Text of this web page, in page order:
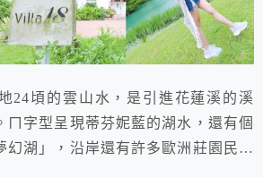
24頃的雲山水，是引進花蓮溪的溪
ㄇ字型呈現蒂芬妮藍的湖水，還有個
幻湖」，沿岸還有許多歐洲莊園民宿